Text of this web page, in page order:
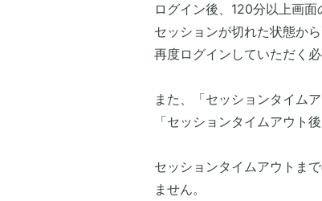
ログイン後、120分以上画
セッションが切れた状態か
再度ログインしていただく必
また、「セッションタイム
「セッションタイムアウト
セッションタイムアウトま
ません。